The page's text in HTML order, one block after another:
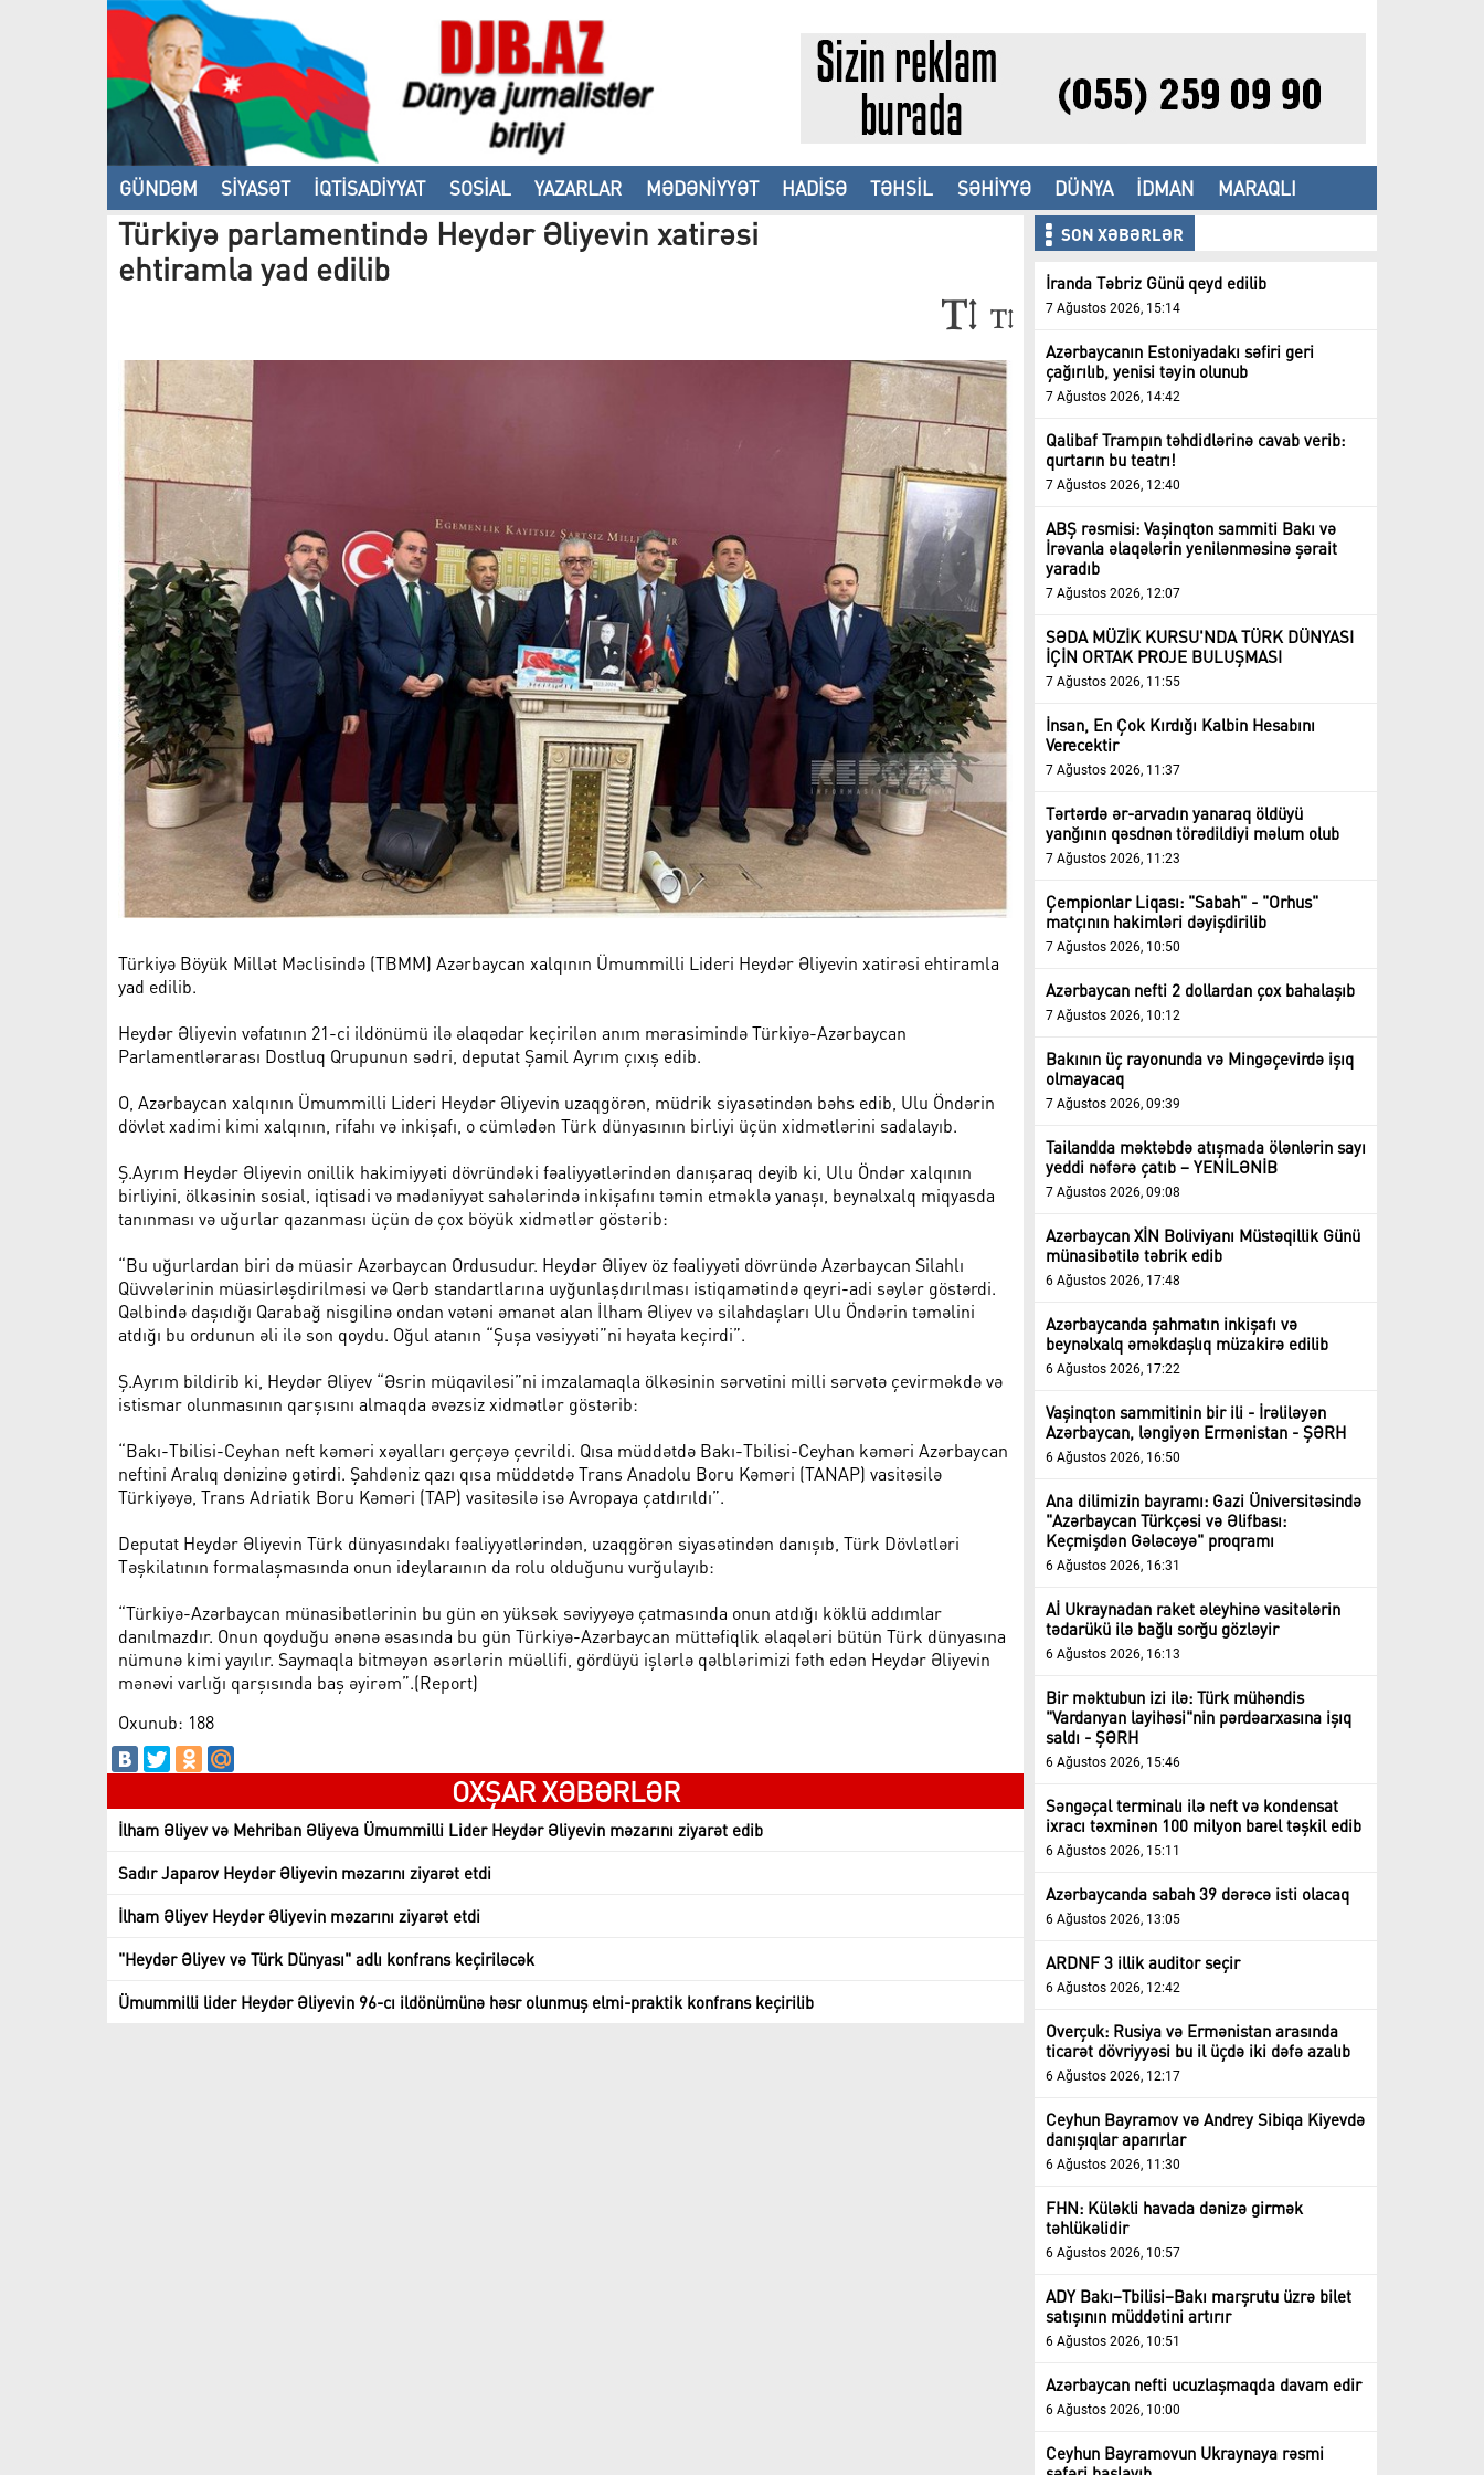
GÜNDƏM SİYASƏT İQTİSADİYYAT SOSİAL YAZARLAR MƏDƏNİYYƏT HADİSƏ TƏHSİL SƏHİYYƏ DÜNYA İDMAN
MARAQLI
VİDEO
Türkiyə parlamentində Heydər Əliyevin xatirəsi
ehtiramla yad edilib
Türkiyə Böyük Millət Məclisində (TBMM) Azərbaycan xalqının Ümummilli Lideri Heydər Əliyevin xatirəsi ehtiramla
yad edilib.
Heydər Əliyevin vəfatının 21-ci ildönümü ilə əlaqədar keçirilən anım mərasimində Türkiyə-Azərbaycan
Parlamentlərarası Dostluq Qrupunun sədri, deputat Şamil Ayrım çıxış edib.
O, Azərbaycan xalqının Ümummilli Lideri Heydər Əliyevin uzaqgörən, müdrik siyasətindən bəhs edib, Ulu Öndərin
dövlət xadimi kimi xalqının, rifahı və inkişafı, o cümlədən Türk dünyasının birliyi üçün xidmətlərini sadalayıb.
Ş.Ayrım Heydər Əliyevin onillik hakimiyyəti dövründəki fəaliyyətlərindən danışaraq deyib ki, Ulu Öndər xalqının
birliyini, ölkəsinin sosial, iqtisadi və mədəniyyət sahələrində inkişafını təmin etməklə yanaşı, beynəlxalq miqyasda
tanınması və uğurlar qazanması üçün də çox böyük xidmətlər göstərib:
“Bu uğurlardan biri də müasir Azərbaycan Ordusudur. Heydər Əliyev öz fəaliyyəti dövründə Azərbaycan Silahlı
Qüvvələrinin müasirləşdirilməsi və Qərb standartlarına uyğunlaşdırılması istiqamətində qeyri-adi səylər göstərdi.
Qəlbində daşıdığı Qarabağ nisgilinə ondan vətəni əmanət alan İlham Əliyev və silahdaşları Ulu Öndərin təməlini
atdığı bu ordunun əli ilə son qoydu. Oğul atanın “Şuşa vəsiyyəti”ni həyata keçirdi”.
Ş.Ayrım bildirib ki, Heydər Əliyev “Əsrin müqaviləsi”ni imzalamaqla ölkəsinin sərvətini milli sərvətə çevirməkdə və
istismar olunmasının qarşısını almaqda əvəzsiz xidmətlər göstərib:
“Bakı-Tbilisi-Ceyhan neft kəməri xəyalları gerçəyə çevrildi. Qısa müddətdə Bakı-Tbilisi-Ceyhan kəməri Azərbaycan
neftini Aralıq dənizinə gətirdi. Şahdəniz qazı qısa müddətdə Trans Anadolu Boru Kəməri (TANAP) vasitəsilə
Türkiyəyə, Trans Adriatik Boru Kəməri (TAP) vasitəsilə isə Avropaya çatdırıldı”.
Deputat Heydər Əliyevin Türk dünyasındakı fəaliyyətlərindən, uzaqgörən siyasətindən danışıb, Türk Dövlətləri
Təşkilatının formalaşmasında onun ideylaraının da rolu olduğunu vurğulayıb:
“Türkiyə-Azərbaycan münasibətlərinin bu gün ən yüksək səviyyəyə çatmasında onun atdığı köklü addımlar
danılmazdır. Onun qoyduğu ənənə əsasında bu gün Türkiyə-Azərbaycan müttəfiqlik əlaqələri bütün Türk dünyasına
nümunə kimi yayılır. Saymaqla bitməyən əsərlərin müəllifi, gördüyü işlərlə qəlblərimizi fəth edən Heydər Əliyevin
mənəvi varlığı qarşısında baş əyirəm”.(Report)
Oxunub: 188
OXŞAR XƏBƏRLƏR
İlham Əliyev və Mehriban Əliyeva Ümummilli Lider Heydər Əliyevin məzarını ziyarət edib
Sadır Japarov Heydər Əliyevin məzarını ziyarət etdi
İlham Əliyev Heydər Əliyevin məzarını ziyarət etdi
"Heydər Əliyev və Türk Dünyası" adlı konfrans keçiriləcək
Ümummilli lider Heydər Əliyevin 96-cı ildönümünə həsr olunmuş elmi-praktik konfrans keçirilib
SON XƏBƏRLƏR
İranda Təbriz Günü qeyd edilib
7 Ağustos 2026, 15:14
Azərbaycanın Estoniyadakı səfiri geri
çağırılıb, yenisi təyin olunub
7 Ağustos 2026, 14:42
Qalibaf Trampın təhdidlərinə cavab verib:
qurtarın bu teatrı!
7 Ağustos 2026, 12:40
ABŞ rəsmisi: Vaşinqton sammiti Bakı və
İrəvanla əlaqələrin yenilənməsinə şərait
yaradıb
7 Ağustos 2026, 12:07
SƏDA MÜZİK KURSU'NDA TÜRK DÜNYASI
İÇİN ORTAK PROJE BULUŞMASI
7 Ağustos 2026, 11:55
İnsan, En Çok Kırdığı Kalbin Hesabını
Verecektir
7 Ağustos 2026, 11:37
Tərtərdə ər-arvadın yanaraq öldüyü
yanğının qəsdnən törədildiyi məlum olub
7 Ağustos 2026, 11:23
Çempionlar Liqası: "Sabah" - "Orhus"
matçının hakimləri dəyişdirilib
7 Ağustos 2026, 10:50
Azərbaycan nefti 2 dollardan çox bahalaşıb
7 Ağustos 2026, 10:12
Bakının üç rayonunda və Mingəçevirdə işıq
olmayacaq
7 Ağustos 2026, 09:39
Tailandda məktəbdə atışmada ölənlərin sayı
yeddi nəfərə çatıb – YENİLƏNİB
7 Ağustos 2026, 09:08
Azərbaycan XİN Boliviyanı Müstəqillik Günü
münasibətilə təbrik edib
6 Ağustos 2026, 17:48
Azərbaycanda şahmatın inkişafı və
beynəlxalq əməkdaşlıq müzakirə edilib
6 Ağustos 2026, 17:22
Vaşinqton sammitinin bir ili - İrəliləyən
Azərbaycan, ləngiyən Ermənistan - ŞƏRH
6 Ağustos 2026, 16:50
Ana dilimizin bayramı: Gazi Üniversitəsində
"Azərbaycan Türkçəsi və Əlifbası:
Keçmişdən Gələcəyə" proqramı
6 Ağustos 2026, 16:31
Aİ Ukraynadan raket əleyhinə vasitələrin
tədarükü ilə bağlı sorğu gözləyir
6 Ağustos 2026, 16:13
Bir məktubun izi ilə: Türk mühəndis
"Vardanyan layihəsi"nin pərdəarxasına işıq
saldı - ŞƏRH
6 Ağustos 2026, 15:46
Səngəçal terminalı ilə neft və kondensat
ixracı təxminən 100 milyon barel təşkil edib
6 Ağustos 2026, 15:11
Azərbaycanda sabah 39 dərəcə isti olacaq
6 Ağustos 2026, 13:05
ARDNF 3 illik auditor seçir
6 Ağustos 2026, 12:42
Overçuk: Rusiya və Ermənistan arasında
ticarət dövriyyəsi bu il üçdə iki dəfə azalıb
6 Ağustos 2026, 12:17
Ceyhun Bayramov və Andrey Sibiqa Kiyevdə
danışıqlar aparırlar
6 Ağustos 2026, 11:30
FHN: Küləkli havada dənizə girmək
təhlükəlidir
6 Ağustos 2026, 10:57
ADY Bakı–Tbilisi–Bakı marşrutu üzrə bilet
satışının müddətini artırır
6 Ağustos 2026, 10:51
Azərbaycan nefti ucuzlaşmaqda davam edir
6 Ağustos 2026, 10:00
Ceyhun Bayramovun Ukraynaya rəsmi